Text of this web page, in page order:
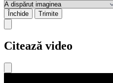
Închide Trimite
Citează video